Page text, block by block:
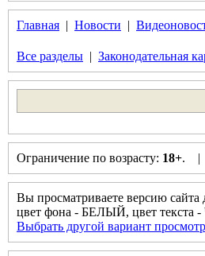
Главная | Новости |
Все разделы | Законодательная
Ограничение по возрасту: 18+. |
Вы просматриваете версию
цвет фона - БЕЛЫЙ, цвет
Выбрать другой вариант